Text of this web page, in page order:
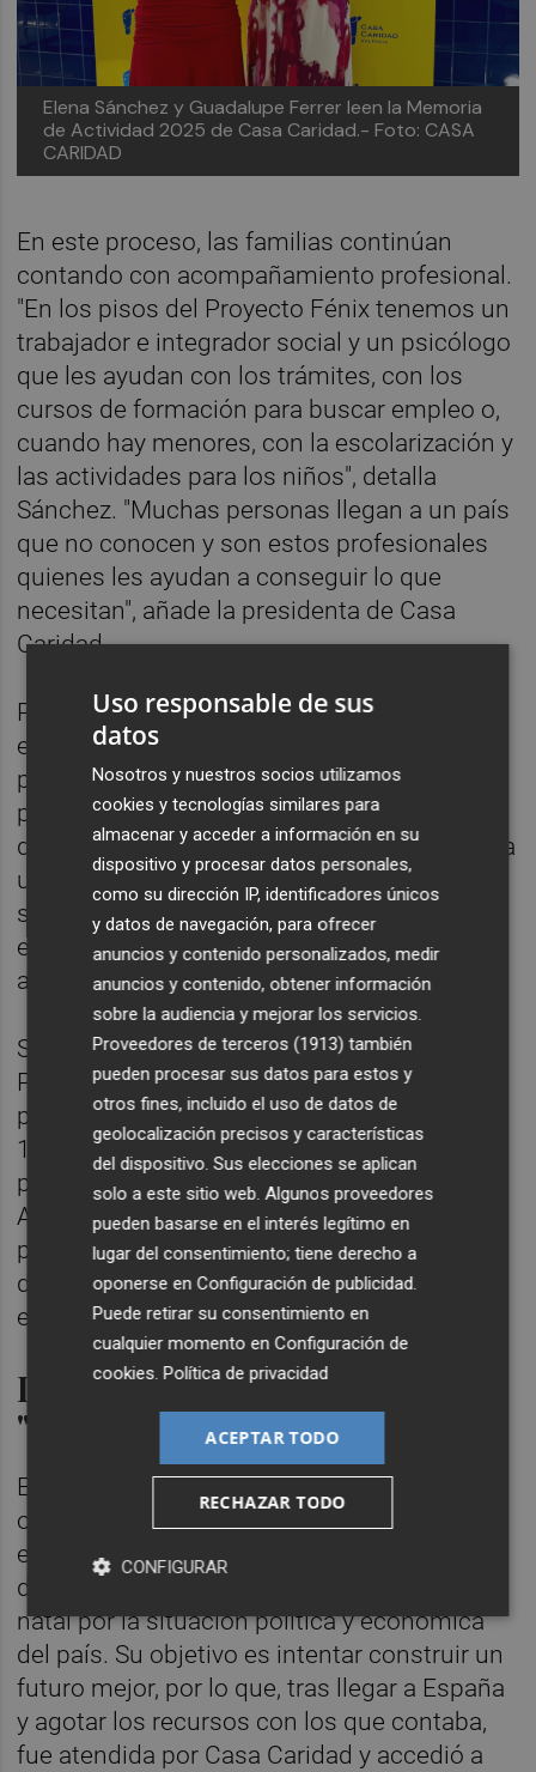
Elena Sánchez y Guadalupe Ferrer leen la Memoria
de Actividad 2025 de Casa Caridad.- Foto: CASA
CARIDAD
En este proceso, las familias continúan
contando con acompañamiento profesional.
"En los pisos del Proyecto Fénix tenemos un
trabajador e integrador social y un psicólogo
que les ayudan con los trámites, con los
cursos de formación para buscar empleo o,
cuando hay menores, con la escolarización y
las actividades para los niños", detalla
Sánchez. "Muchas personas llegan a un país
que no conocen y son estos profesionales
quienes les ayudan a conseguir lo que
necesitan", añade la presidenta de Casa
Caridad.
Por su parte, la directora-general de la
entidad considera que "el futuro son los
pisos supervisados", ya que permiten a las
personas recuperar algo tan básico como
disponer de un hogar. "Es un paso más hacia
una vida normalizada. Aunque no sea una
solución definitiva, durante el tiempo que
están allí tienen su hogar", subraya Ferrer. Y
así lo evidencia la evolución del programa.
Según la Memoria de Actividad de 2025, el
Proyecto Fénix acogió en 2023 a 52
personas, una cifra que se duplicó hasta las
108 en 2024 y volvió a crecer hasta las 121
personas durante el pasado ejercicio.
Además, cinco familias, formadas por 16
personas, accedieron a una vivienda
definitiva y otras once lograron acceder a un
empleo.
La oportunidad de decir
"vamos a casa"
Entre quienes han encontrado una
oportunidad en el Proyecto Fénix se
encuentraGiahomy Nava
de 28 años que abandonó su Venezuela
natal por la situación política y económica
del país. Su objetivo es intentar construir un
futuro mejor, por lo que, tras llegar a España
y agotar los recursos con los que contaba,
fue atendida por Casa Caridad y accedió a
Uso responsable de sus
datos
Nosotros y nuestros socios utilizamos
cookies y tecnologías similares para
almacenar y acceder a información en su
dispositivo y procesar datos personales,
como su dirección IP, identificadores únicos
y datos de navegación, para ofrecer
anuncios y contenido personalizados, medir
anuncios y contenido, obtener información
sobre la audiencia y mejorar los servicios.
Proveedores de terceros (1913) también
pueden procesar sus datos para estos y
otros fines, incluido el uso de datos de
geolocalización precisos y características
del dispositivo. Sus elecciones se aplican
solo a este sitio web. Algunos proveedores
pueden basarse en el interés legítimo en
lugar del consentimiento; tiene derecho a
oponerse enConfiguración de publicidad.
Puede retirar su consentimiento en
cualquier momento enConfiguración de
cookies.Política de privacidad
ACEPTAR TODO
RECHAZAR TODO
CONFIGURAR